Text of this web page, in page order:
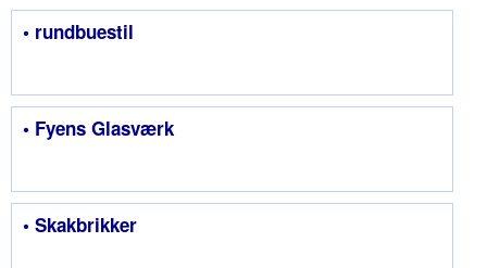
• rundbuestil
• Fyens Glasværk
• Skakbrikker